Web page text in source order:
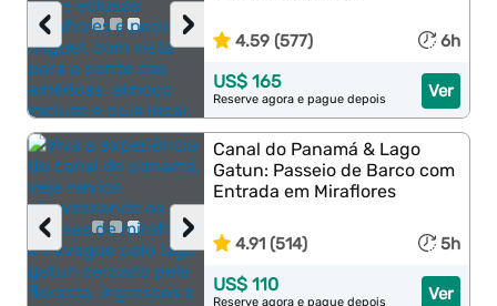
›
‹ 4.59 (577) 6h
Ver
US$ 165
Reserve agora e pague depois
›
‹
Canal do Panamá & Lago
Gatun: Passeio de Barco com
Entrada em Miraflores
4.91 (514) 5h
Ver
US$ 110
Reserve agora e pague depois